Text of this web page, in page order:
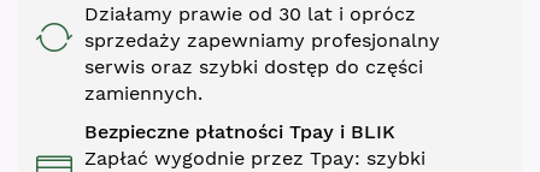
Działamy prawie od 30 lat i oprócz
sprzedaży zapewniamy profesjonalny
serwis oraz szybki dostęp do części
zamiennych.
Bezpieczne płatności Tpay i BLIK
Zapłać wygodnie przez Tpay: szybki